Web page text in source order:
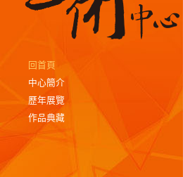
回首頁
中心簡介
歷年展覽
作品典藏